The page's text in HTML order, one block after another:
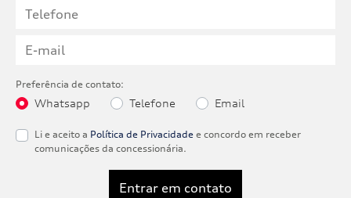
Preferência de contato:
Whatsapp Telefone Email
Li e aceito a Política de Privacidade e concordo em receber
comunicações da concessionária.
Entrar em contato